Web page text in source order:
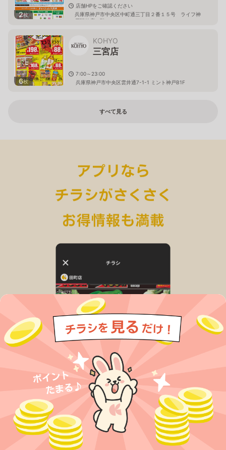
2枚
店舗HPをご確認ください
兵庫県神戸市中央区中町通三丁目２番１５号 ライフ神
戸駅前店２階
6枚
KOHYO
三宮店
7:00～23:00
兵庫県神戸市中央区雲井通7-1-1 ミント神戸B1F
すべて見る